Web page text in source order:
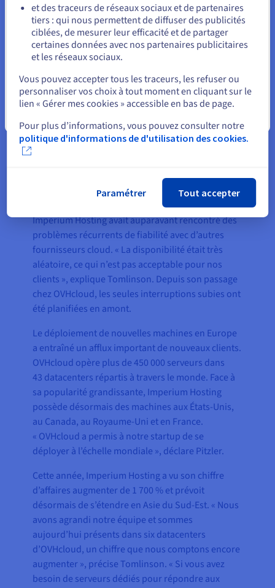
Le résultat
Imperium Hosting avait auparavant rencontré des
problèmes récurrents de fiabilité avec d’autres
fournisseurs cloud. « La disponibilité était très
aléatoire, ce qui n’est pas acceptable pour nos
clients », explique Tomlinson. Depuis son passage
chez OVHcloud, les seules interruptions subies ont
été planifiées en amont.
Le déploiement de nouvelles machines en Europe
a entraîné un afflux important de nouveaux clients.
OVHcloud opère plus de 450 000 serveurs dans
43 datacenters répartis à travers le monde. Face à
sa popularité grandissante, Imperium Hosting
possède désormais des machines aux États-Unis,
au Canada, au Royaume-Uni et en France.
« OVHcloud a permis à notre startup de se
déployer à l’échelle mondiale », déclare Pitzler.
Cette année, Imperium Hosting a vu son chiffre
d’affaires augmenter de 1 700 % et prévoit
désormais de s’étendre en Asie du Sud-Est. « Nous
avons agrandi notre équipe et sommes
aujourd’hui présents dans six datacenters
d’OVHcloud, un chiffre que nous comptons encore
augmenter », précise Tomlinson. « Si vous avez
besoin de serveurs dédiés pour répondre aux
Rester sur le site actuel
Sélectionner un autre site web
et des traceurs de réseaux sociaux et de partenaires
tiers : qui nous permettent de diffuser des publicités
ciblées, de mesurer leur efficacité et de partager
certaines données avec nos partenaires publicitaires
et les réseaux sociaux.
Vous pouvez accepter tous les traceurs, les refuser ou
personnaliser vos choix à tout moment en cliquant sur le
lien « Gérer mes cookies » accessible en bas de page.
Pour plus d’informations, vous pouvez consulter notre
politique d'informations de d'utilisation des cookies.
Paramétrer Tout accepter